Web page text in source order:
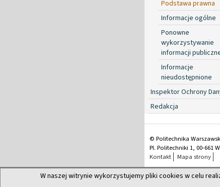
W naszej witrynie wykorzystujemy pliki cookies w celu
Podstawa prawna
Informacje ogólne
Ponowne
wykorzystywanie
informacji
Informacje
nieudostępnione
Inspektor Ochrony
Redakcja
© Politechnika
Pl. Politechniki 1, 00-661
Kontakt
Mapa strony